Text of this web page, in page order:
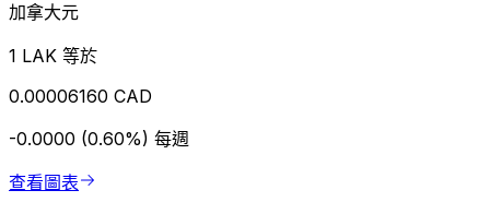
加拿大元
1 LAK 等於
0.00006160 CAD
-0.0000 (0.60%) 每週
查看圖表